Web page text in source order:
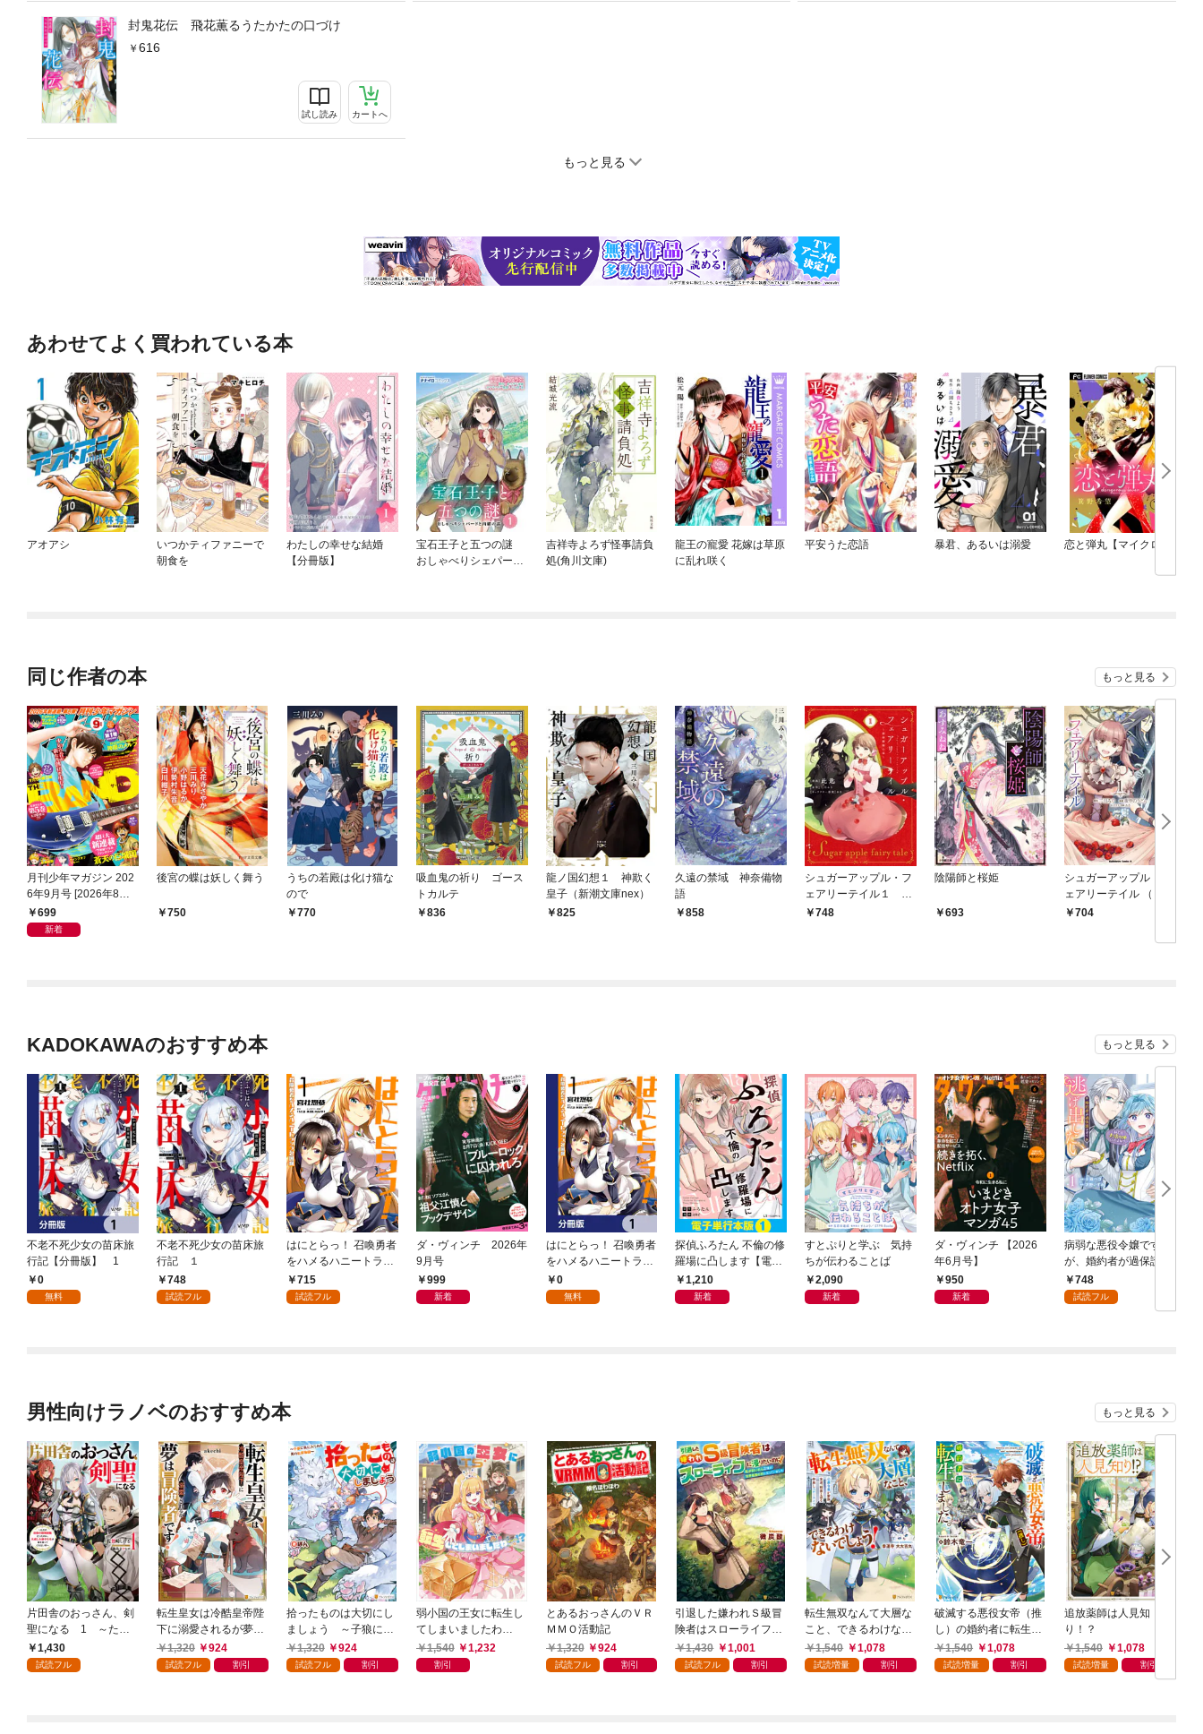
封鬼花伝 飛花薫るうたかたの口づけ
616
試し読み カートへ
もっと見る
あわせてよく買われている本
アオアシ
いつかティファニーで
朝食を
わたしの幸せな結婚
【分冊版】
宝石王子と五つの謎
おしゃべりシェパード
吉祥寺よろず怪事請負
処(角川文庫)
龍王の寵愛 花嫁は草原
に乱れ咲く
平安うた恋語 暴君、あるいは溺愛 恋と弾丸【マイクロ】
同じ作者の本 もっと見る
月刊少年マガジン 202
6年9月号 [2026年8月6
日発売]
699
新着
後宮の蝶は妖しく舞う
750
うちの若殿は化け猫な
ので
770
吸血鬼の祈り ゴース
トカルテ
836
龍ノ国幻想１ 神欺く
皇子（新潮文庫nex）
825
久遠の禁域 神奈備物
語
858
シュガーアップル・フ
ェアリーテイル１ ～
銀砂糖師の家～
748
陰陽師と桜姫
693
シュガーアップル・フ
ェアリーテイル （１）
704
KADOKAWAのおすすめ本 もっと見る
不老不死少女の苗床旅
行記【分冊版】 1
0
無料
不老不死少女の苗床旅
行記 １
748
試読フル
はにとらっ！ 召喚勇者
をハメるハニートラッ
プ包囲網 1
715
試読フル
ダ・ヴィンチ 2026年
9月号
999
新着
はにとらっ！ 召喚勇者
をハメるハニートラッ
プ包囲網【分冊版】
1
0
無料
探偵ふろたん 不倫の修
羅場に凸します【電子
単行本版】1
1,210
新着
すとぷりと学ぶ 気持
ちが伝わることば
2,090
新着
ダ・ヴィンチ 【2026
年6月号】
950
新着
病弱な悪役令嬢です
が、婚約者が過保護す
ぎて逃げ出したい(私た
ち犬猿の仲でしたよ
748
試読フル
男性向けラノベのおすすめ本 もっと見る
片田舎のおっさん、剣
聖になる 1 ～ただ
の田舎の剣術師範だっ
たのに、大成した弟子
1,430
試読フル
転生皇女は冷酷皇帝陛
下に溺愛されるが夢は
冒険者です！
1,320 924
試読フル 割引
拾ったものは大切にし
ましょう ～子狼に気
に入られた男の転移物
語～
1,320 924
試読フル 割引
弱小国の王女に転生し
てしまいましたわ
～！？ 1巻
1,540 1,232
割引
とあるおっさんのＶＲ
ＭＭＯ活動記
1,320
924
試読フル 割引
引退した嫌われＳ級冒
険者はスローライフに
浸りたいのに！ 気が
付いたら辺境が世界最
1,430 1,001
試読フル 割引
転生無双なんて大層な
こと、できるわけない
でしょう！ 公爵令息
が家族、友達、精霊と
1,540 1,078
試読増量 割引
破滅する悪役女帝（推
し）の婚約者に転生し
ました。
1,540 1,078
試読増量 割引
追放薬師は人見知
り！？
1,540
1,078
試読増量 割引